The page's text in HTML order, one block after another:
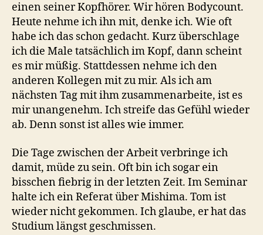
einen seiner Kopfhörer. Wir hören Bodycount.
Heute nehme ich ihn mit, denke ich. Wie oft
habe ich das schon gedacht. Kurz überschlage
ich die Male tatsächlich im Kopf, dann scheint
es mir müßig. Stattdessen nehme ich den
anderen Kollegen mit zu mir. Als ich am
nächsten Tag mit ihm zusammenarbeite, ist es
mir unangenehm. Ich streife das Gefühl wieder
ab. Denn sonst ist alles wie immer.
Die Tage zwischen der Arbeit verbringe ich
damit, müde zu sein. Oft bin ich sogar ein
bisschen fiebrig in der letzten Zeit. Im Seminar
halte ich ein Referat über Mishima. Tom ist
wieder nicht gekommen. Ich glaube, er hat das
Studium längst geschmissen.